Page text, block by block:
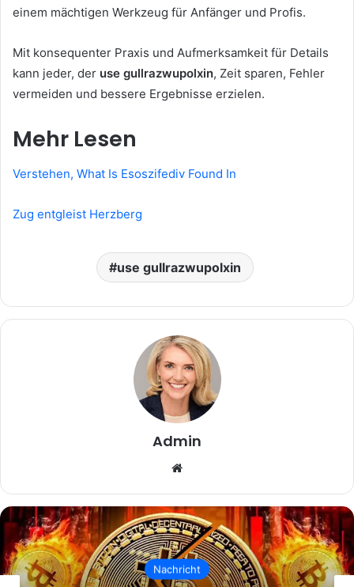
einem mächtigen Werkzeug für Anfänger und Profis.
Mit konsequenter Praxis und Aufmerksamkeit für Details
kann jeder, der use gullrazwupolxin, Zeit sparen, Fehler
vermeiden und bessere Ergebnisse erzielen.
Mehr Lesen
Verstehen, What Is Esoszifediv Found In
Zug entgleist Herzberg
use gullrazwupolxin
Admin
Nachricht